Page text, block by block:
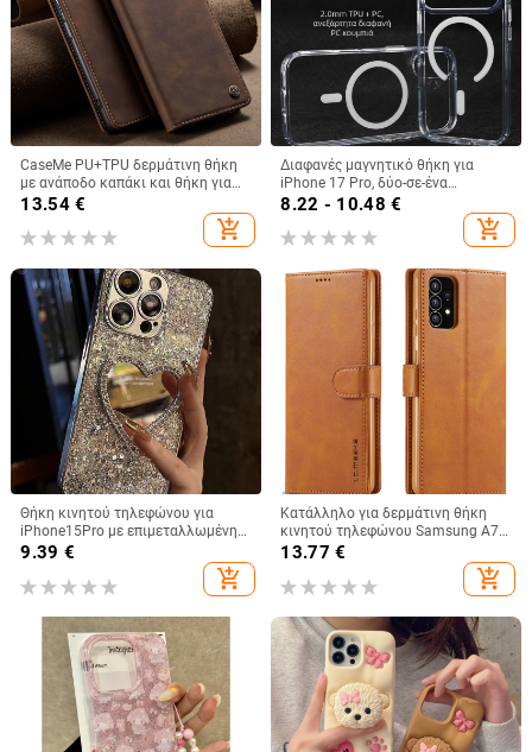
CaseMe PU+TPU δερμάτινη θήκη
με ανάποδο καπάκι και θήκη για
κάρτες για Redmi Note 10 και
μαγνητικό κλείσιμο
13.54€
add_shopping_cart
Διαφανές μαγνητικό θήκη για
iPhone 17 Pro, δύο-σε-ένα
προστατευτικό κάλυμμα με
παχύτερο πλαίσιο και μεγάλο
άνοιγμα
8.22 - 10.48 €
add_shopping_cart
Θήκη κινητού τηλεφώνου για
iPhone15Pro με επιμεταλλωμένη
κόλλα και ρετούς, θήκη
προστασίας Apple 12 Promax με
πούλιες
9.39 €
add_shopping_cart
Κατάλληλο για δερμάτινη θήκη
κινητού τηλεφώνου Samsung A73,
θήκη κινητού τηλεφώνου
A36/A16, προστατευτικό κάλυμμα
A26/A56, αόρατη βάση στήριξης
13.77 €
add_shopping_cart